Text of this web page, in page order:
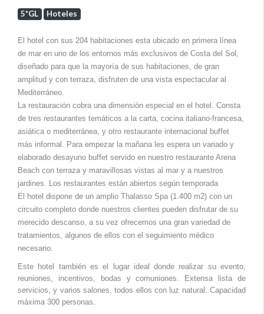
5*GL Hoteles
El hotel con sus 204 habitaciones esta ubicado en primera línea
de mar en uno de los entornos más exclusivos de Costa del Sol,
diseñado para que la mayoría de sus habitaciones, de gran
amplitud y con terraza, disfruten de una vista espectacular al
Mediterráneo.
La restauración cobra una dimensión especial en el hotel. Consta
de tres restaurantes temáticos a la carta, cocina italiano-francesa,
asiática o mediterránea, y otro restaurante internacional buffet
más informal. Para empezar la mañana les espera un variado y
elaborado desayuno buffet servido en nuestro restaurante Arena
Beach con terraza y maravillosas vistas al mar y a nuestros
jardines. Los restaurantes están abiertos según temporada
El hotel dispone de un amplio Thalasso Spa (1.400 m2) con un
circuito completo donde nuestros clientes pueden disfrutar de su
merecido descanso, a su vez ofrecemos una gran variedad de
tratamientos, algunos de ellos con el seguimiento médico
necesario.
Este hotel también es el lugar ideal donde realizar su evento,
reuniones, incentivos, bodas y comuniones. Extensa lista de
servicios, y varios salones, todos ellos con luz natural. Capacidad
máxima 300 personas.